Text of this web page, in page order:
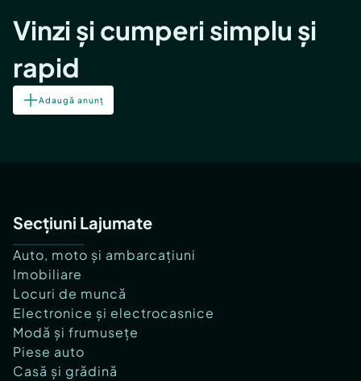
Vinzi și cumperi simplu și
rapid
Adaugă anunț
Secțiuni Lajumate
Auto, moto și ambarcațiuni
Imobiliare
Locuri de muncă
Electronice și electrocasnice
Modă și frumusețe
Piese auto
Casă și grădină